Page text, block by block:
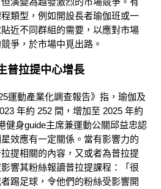
類型，例如開設長者瑜伽班或一
近不同群組的需要 ， 以應對市場
爭， 於市場中覓出路。
普拉提中心增長
運動產業化調查報告》指，瑜伽及
年約 252 間，增加至 2025 年約
健身guide主席兼運動公關邱益忠認
效應有一定關係。當有影響力的
提相關的內容，又或者為普拉提
響其粉絲報讀普拉提課程：「很
踢足球，令他們的粉絲受影響開